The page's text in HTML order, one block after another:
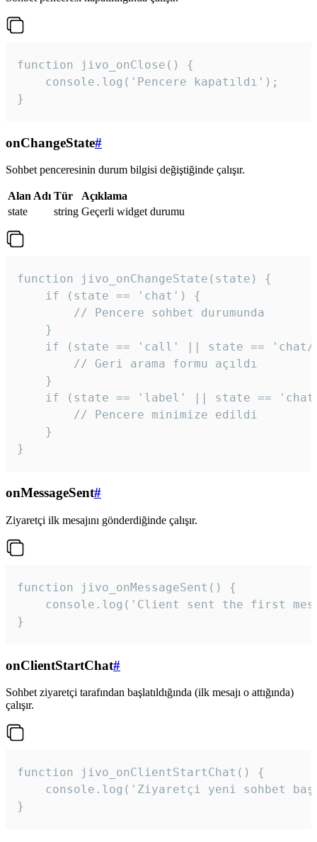
function jivo_onClose() {
    console.log('Pencere kapatıldı');
}
onChangeState#
Sohbet penceresinin durum bilgisi değiştiğinde çalışır.
Alan Adı Tür
Açıklama
state
string Geçerli widget durumu
function jivo_onChangeState(state) {
    if (state == 'chat') {
        // Pencere sohbet durumunda
    }
if (state == 'call' || state ==
        // Geri arama formu açıldı
    }
if (state == 'label' || state ==
        // Pencere minimize edildi
    }
}
onMessageSent#
Ziyaretçi ilk mesajını gönderdiğinde çalışır.
function jivo_onMessageSent() {
console.log('Client sent the first
}
onClientStartChat#
Sohbet ziyaretçi tarafından başlatıldığında (ilk mesajı o attığında)
çalışır.
function jivo_onClientStartChat() {
console.log('Ziyaretçi yeni sohbet
}